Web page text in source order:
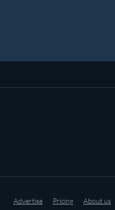
Advertise Pricing About us